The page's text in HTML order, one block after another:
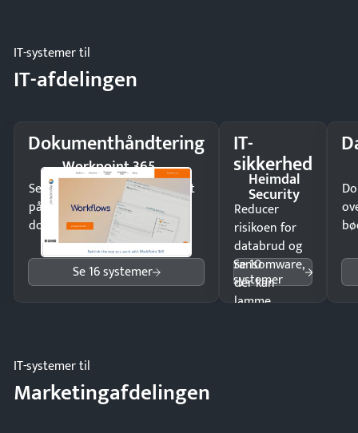
IT-systemer til
IT-afdelingen
Dokumenthåndtering
Workpoint 365
Send kontrakter til underskrift
på minutter og mist ingen
dokumenter.
Se 16 systemer
IT-
sikkerhed
Heimdal
Security
Reducer
risikoen for
databrud og
ransomware,
der kan
lamme
Se 10
systemer
IT-systemer til
Marketingafdelingen